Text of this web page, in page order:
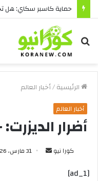
بحث
عن
الرئيسية/أخبار العالم
أخبار العالم
أضرار
كورا نيو
أرسل 31 مارس، 2026
[ad_1]